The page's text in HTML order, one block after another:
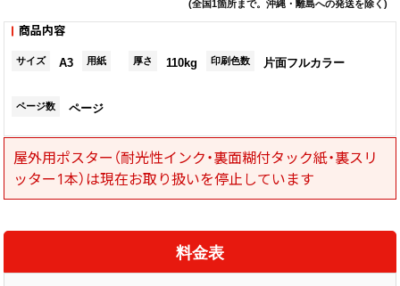
(全国1箇所まで。沖縄・離島への発送を除く)
商品内容
サイズ A3 用紙 厚さ 110kg 印刷色数 片面フルカラー
ページ数 ページ
屋外用ポスター（耐光性インク・裏面糊付タック紙・裏スリ
ッター1本）は現在お取り扱いを停止しています
料金表